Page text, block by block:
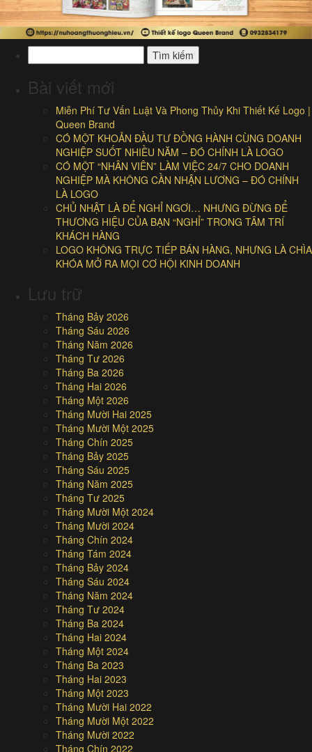
kiếm
cho:
Bài viết mới
Miễn Phí Tư Vấn Luật Và Phong Thủy Khi Thiết Kế Logo |
Queen Brand
CÓ MỘT KHOẢN ĐẦU TƯ ĐỒNG HÀNH CÙNG DOANH
NGHIỆP SUỐT NHIỀU NĂM – ĐÓ CHÍNH LÀ LOGO
CÓ MỘT “NHÂN VIÊN” LÀM VIỆC 24/7 CHO DOANH
NGHIỆP MÀ KHÔNG CẦN NHẬN LƯƠNG – ĐÓ CHÍNH
LÀ LOGO
CHỦ NHẬT LÀ ĐỂ NGHỈ NGƠI… NHƯNG ĐỪNG ĐỂ
THƯƠNG HIỆU CỦA BẠN “NGHỈ” TRONG TÂM TRÍ
KHÁCH HÀNG
LOGO KHÔNG TRỰC TIẾP BÁN HÀNG, NHƯNG LÀ CHÌA
KHÓA MỞ RA MỌI CƠ HỘI KINH DOANH
Lưu trữ
Tháng Bảy 2026
Tháng Sáu 2026
Tháng Năm 2026
Tháng Tư 2026
Tháng Ba 2026
Tháng Hai 2026
Tháng Một 2026
Tháng Mười Hai 2025
Tháng Mười Một 2025
Tháng Chín 2025
Tháng Bảy 2025
Tháng Sáu 2025
Tháng Năm 2025
Tháng Tư 2025
Tháng Mười Một 2024
Tháng Mười 2024
Tháng Chín 2024
Tháng Tám 2024
Tháng Bảy 2024
Tháng Sáu 2024
Tháng Năm 2024
Tháng Tư 2024
Tháng Ba 2024
Tháng Hai 2024
Tháng Một 2024
Tháng Ba 2023
Tháng Hai 2023
Tháng Một 2023
Tháng Mười Hai 2022
Tháng Mười Một 2022
Tháng Mười 2022
Tháng Chín 2022